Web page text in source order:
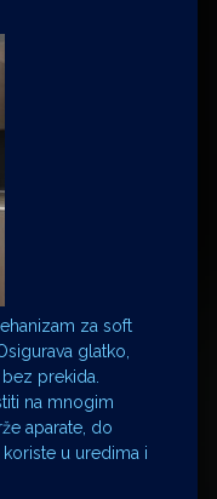
za soft
glatko,
prekida.
na mnogim
aparate, do
u uredima i